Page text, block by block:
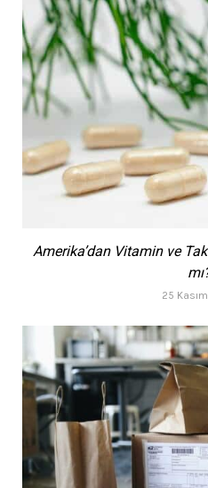
Amerika’dan Vitamin ve
25